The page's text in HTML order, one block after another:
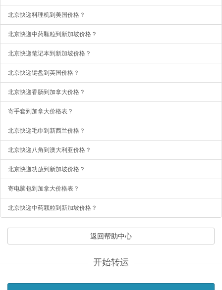
北京快递料理机到美国价格？
北京快递中药颗粒到新加坡价格？
北京快递笔记本到新加坡价格？
北京快递键盘到英国价格？
北京快递香肠到加拿大价格？
寄手套到加拿大价格表？
北京快递毛巾到新西兰价格？
北京快递八角到澳大利亚价格？
北京快递功放到新加坡价格？
寄电脑包到加拿大价格表？
北京快递中药颗粒到新加坡价格？
返回帮助中心
开始转运